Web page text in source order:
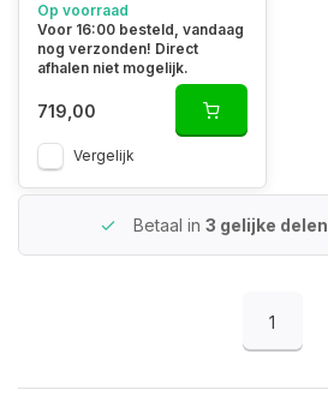
Op voorraad
Voor 16:00 besteld, vandaag
nog verzonden! Direct
afhalen niet mogelijk.
719,00
Vergelijk
Betaal in 3 gelijke delen
1